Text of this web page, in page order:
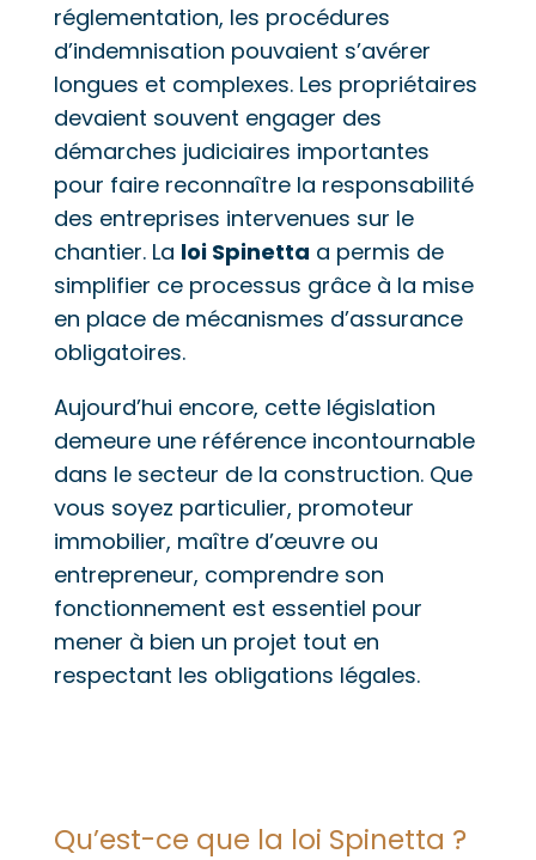
réglementation, les procédures
d’indemnisation pouvaient s’avérer
longues et complexes. Les propriétaires
devaient souvent engager des
démarches judiciaires importantes
pour faire reconnaître la responsabilité
des entreprises intervenues sur le
chantier. La loi Spinetta a permis de
simplifier ce processus grâce à la mise
en place de mécanismes d’assurance
obligatoires.
Aujourd’hui encore, cette législation
demeure une référence incontournable
dans le secteur de la construction. Que
vous soyez particulier, promoteur
immobilier, maître d’œuvre ou
entrepreneur, comprendre son
fonctionnement est essentiel pour
mener à bien un projet tout en
respectant les obligations légales.
Qu’est-ce que la loi Spinetta ?